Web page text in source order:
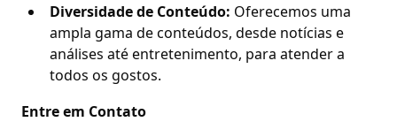
Diversidade de Conteúdo: Oferecemos uma
ampla gama de conteúdos, desde notícias e
análises até entretenimento, para atender a
todos os gostos.
Entre em Contato